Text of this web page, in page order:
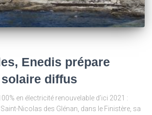
Enedis prépare
solaire diffus
en électricité renouvelable d’ici 2021 :
Nicolas des Glénan, dans le Finistère, sa